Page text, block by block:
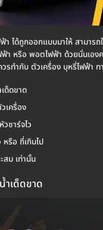
า ได้ถูกออกแบบมาให้ สามาร
ฟ้า หรือ พอตไฟฟ้า ด้วยนั่นเอ
รทำกับ ตัวเครื่อง บุหรี่ไฟฟ้า
ด็ดขาด
เครื่อง
ชาร์จไว
รือ ถี่เกินไป
สม เท่านั้น
ำเด็ดขาด